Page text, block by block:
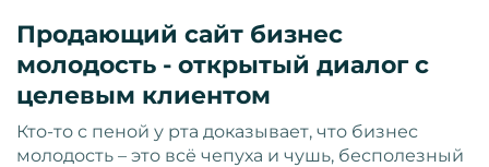
Продающий сайт бизнес
молодость - открытый диалог с
целевым клиентом
Кто-то с пеной у рта доказывает, что бизнес
молодость – это всё чепуха и чушь, бесполезный